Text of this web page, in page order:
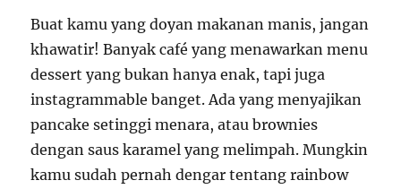
Buat kamu yang doyan makanan manis, jangan
khawatir! Banyak café yang menawarkan menu
dessert yang bukan hanya enak, tapi juga
instagrammable banget. Ada yang menyajikan
pancake setinggi menara, atau brownies
dengan saus karamel yang melimpah. Mungkin
kamu sudah pernah dengar tentang rainbow